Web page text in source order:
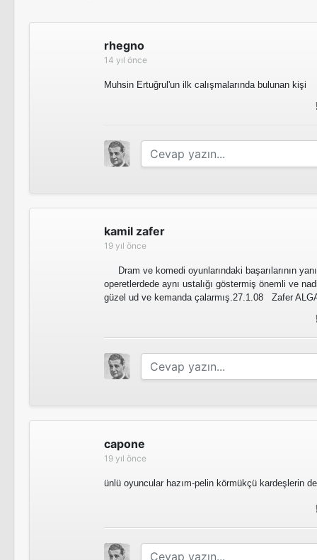
rhegno
14 yıl önce
Muhsin Ertuğrul'un ilk calışmalarında bulunan kişi
kamil zafer
19 yıl önce
Dram ve komedi oyunlarındaki başarılarının
operetlerdede aynı ustalığı göstermiş önemli ve
güzel ud ve kemanda çalarmış.27.1.08 Zafer
capone
19 yıl önce
ünlü oyuncular hazım-pelin körmükçü kardeşlerin